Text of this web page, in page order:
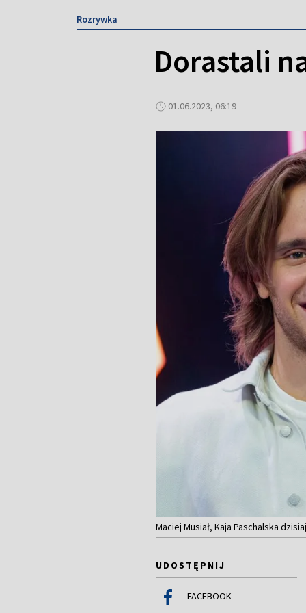
Rozrywka
Dorastali
01.06.2023, 06:19
Maciej Musiał, Kaja Paschalska
UDOSTĘPNIJ
FACEBOOK